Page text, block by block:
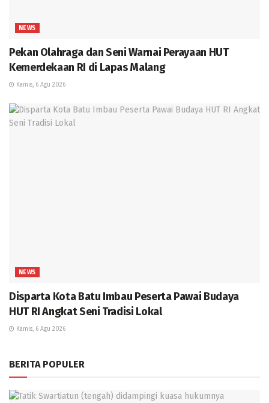
NEWS
Pekan Olahraga dan Seni Warnai Perayaan HUT
Kemerdekaan RI di Lapas Malang
Kamis, 6 Agu 2026
NEWS
Disparta Kota Batu Imbau Peserta Pawai Budaya
HUT RI Angkat Seni Tradisi Lokal
Kamis, 6 Agu 2026
BERITA POPULER